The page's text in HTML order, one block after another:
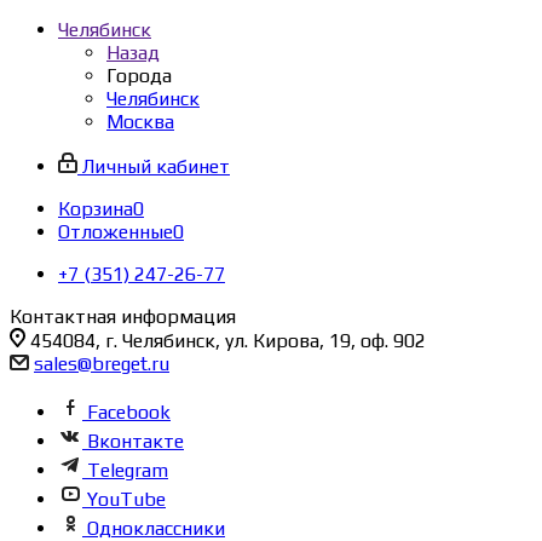
Челябинск
Назад
Города
Челябинск
Москва
Личный кабинет
Корзина0
Отложенные0
+7 (351) 247-26-77
Контактная информация
454084, г. Челябинск, ул. Кирова, 19, оф. 902
sales@breget.ru
Facebook
Вконтакте
Telegram
YouTube
Одноклассники